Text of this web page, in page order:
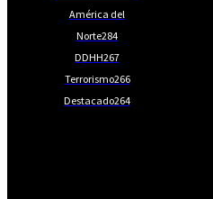
América del
Norte284
DDHH267
Terrorismo266
Destacado264